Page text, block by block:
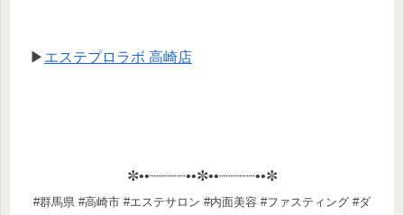
▶ エステプロラボ 高崎店
✼••┈┈┈┈••✼••┈┈┈┈••✼
#群馬県 #高崎市 #エステサロン #内面美容 #ファスティング #ダ